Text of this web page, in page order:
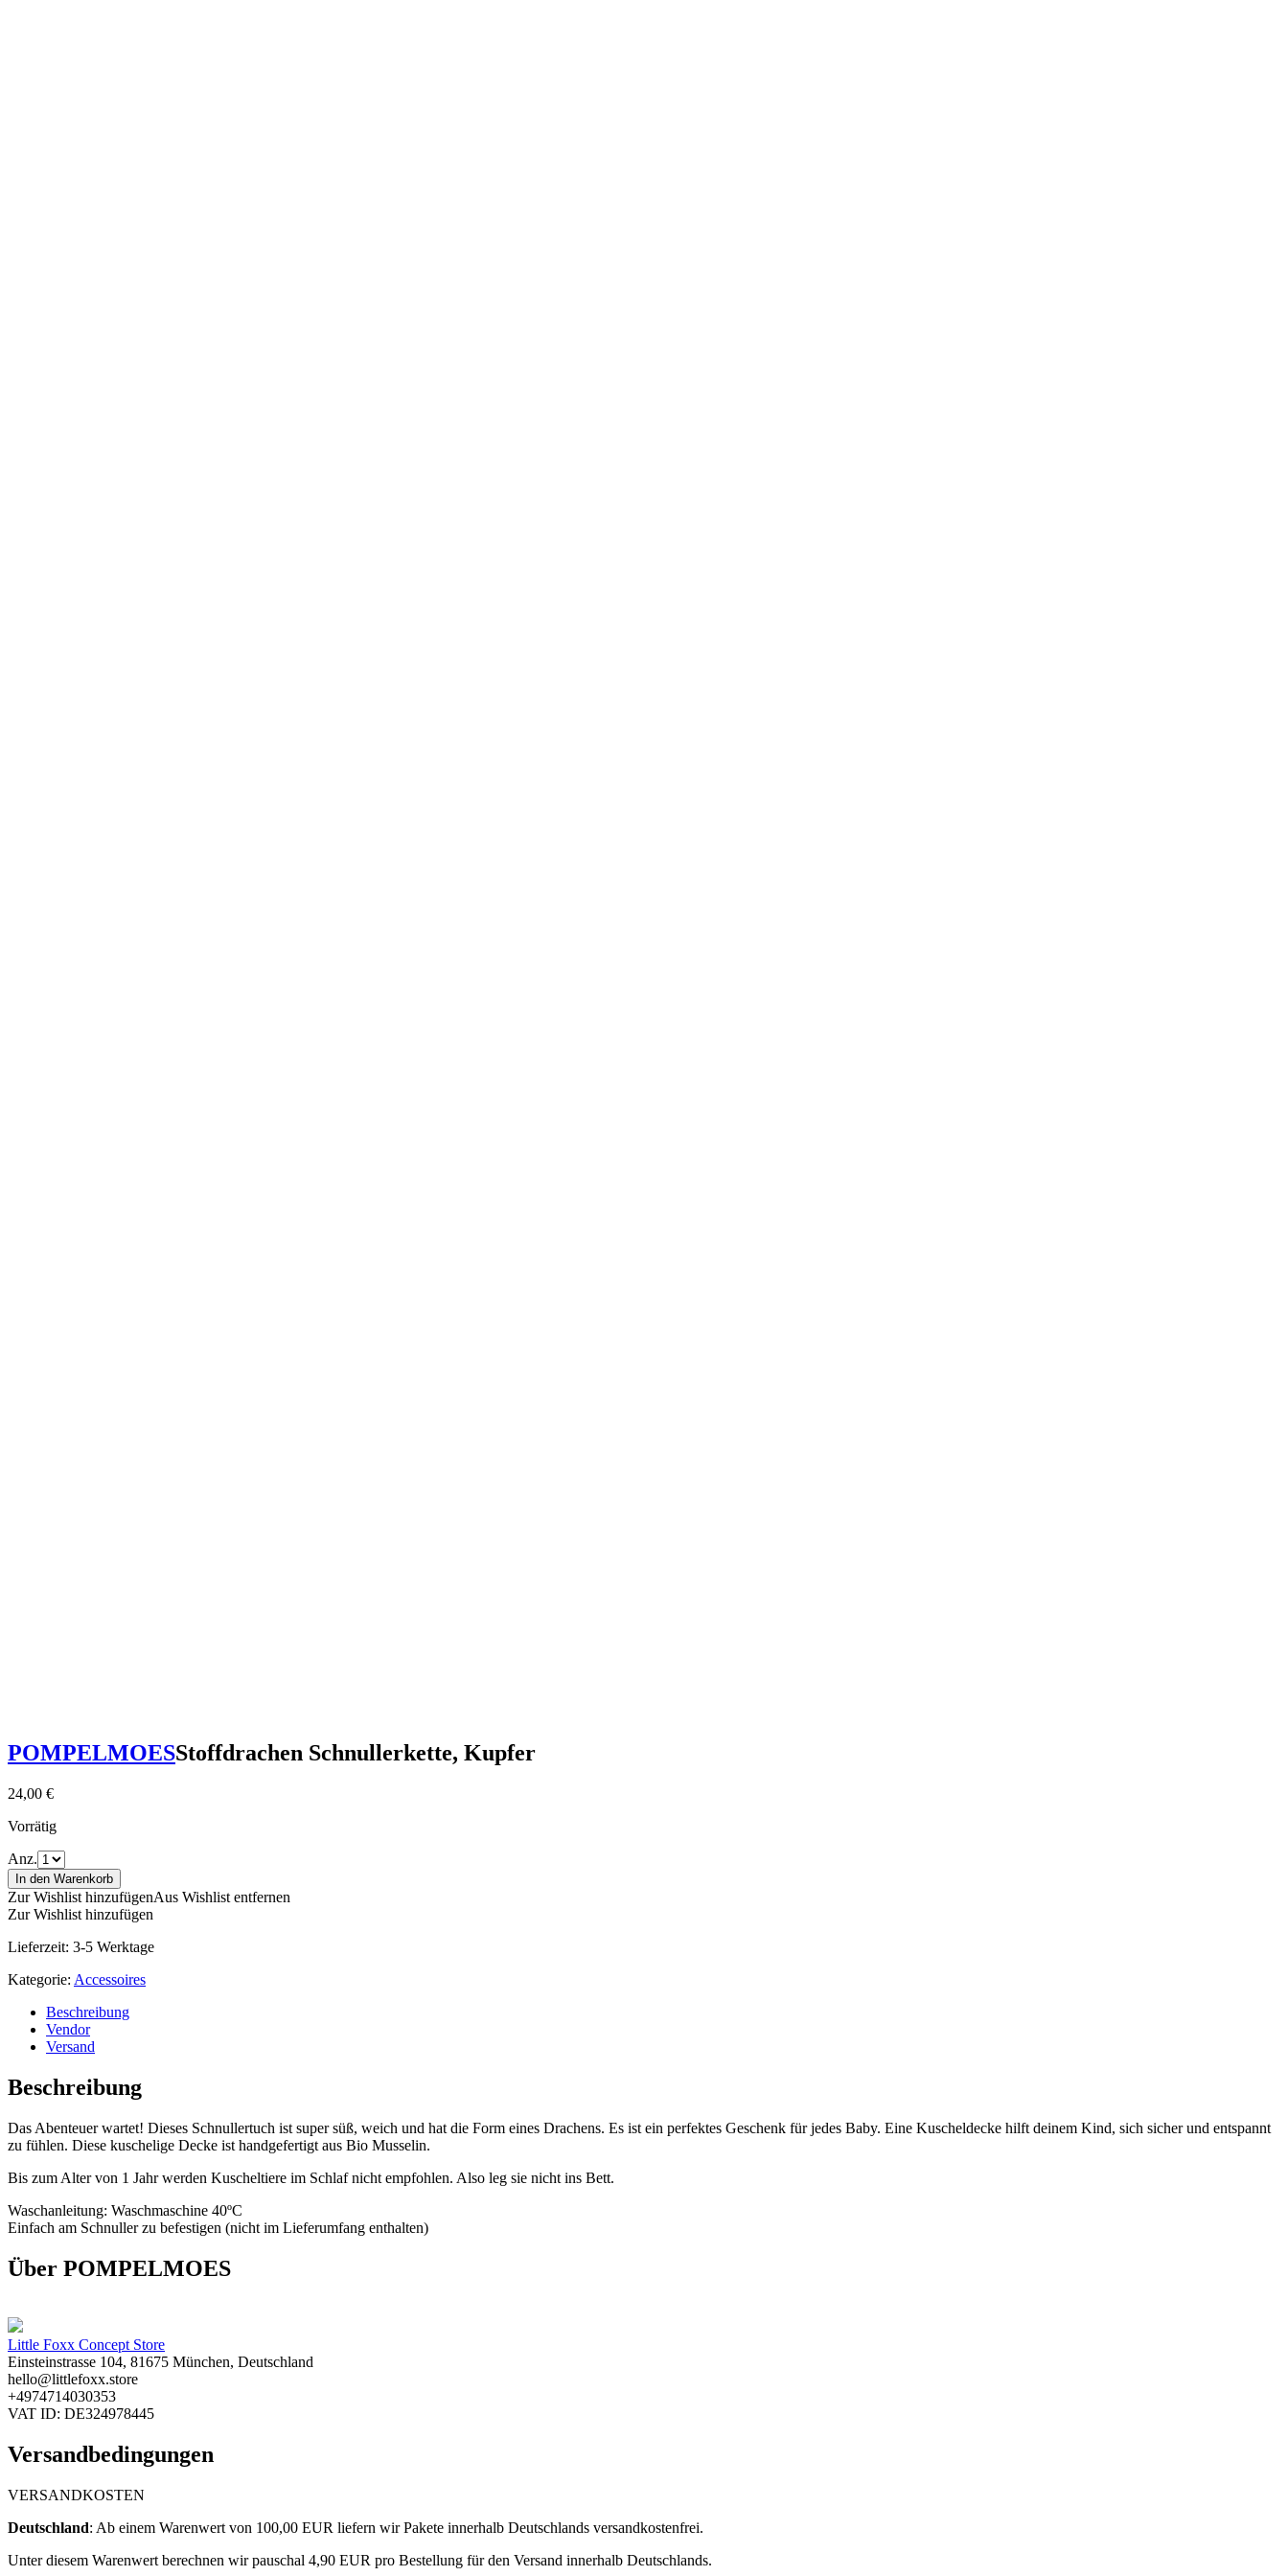
POMPELMOESStoffdrachen Schnullerkette, Kupfer
24,00 €
Vorrätig
Anz.
In den Warenkorb
Zur Wishlist hinzufügenAus Wishlist entfernen
Zur Wishlist hinzufügen
Lieferzeit: 3-5 Werktage
Kategorie: Accessoires
Beschreibung
Vendor
Versand
Beschreibung
Das Abenteuer wartet! Dieses Schnullertuch ist super süß, weich und hat die Form eines Drachens. Es ist ein perfektes Geschenk für jedes Baby. Eine Kuscheldecke hilft deinem Kind, sich sicher und entspannt
zu fühlen. Diese kuschelige Decke ist handgefertigt aus Bio Musselin.
Bis zum Alter von 1 Jahr werden Kuscheltiere im Schlaf nicht empfohlen. Also leg sie nicht ins Bett.
Waschanleitung: Waschmaschine 40ºC
Einfach am Schnuller zu befestigen (nicht im Lieferumfang enthalten)
Über POMPELMOES
Little Foxx Concept Store
Einsteinstrasse 104, 81675 München, Deutschland
hello@littlefoxx.store
+4974714030353
VAT ID: DE324978445
Versandbedingungen
VERSANDKOSTEN
Deutschland: ​ Ab einem Warenwert von 100,00 EUR liefern wir Pakete innerhalb Deutschlands versandkostenfrei.
Unter diesem Warenwert berechnen wir pauschal 4,90 EUR pro Bestellung für den Versand innerhalb Deutschlands.